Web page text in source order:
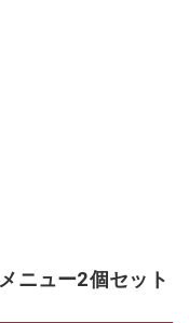
ニュー2個セット